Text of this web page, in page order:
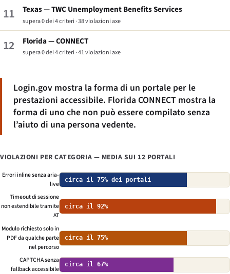
11 Texas — TWC Unemployment Benefits Services
supera 0 dei 4 criteri · 38 violazioni axe
12 Florida — CONNECT
supera 0 dei 4 criteri · 41 violazioni axe
Login.gov mostra la forma di un portale per le
prestazioni accessibile. Florida CONNECT mostra la
forma di uno che non può essere compilato senza
l’aiuto di una persona vedente.
VIOLAZIONI PER CATEGORIA — MEDIA SUI 12 PORTALI
Errori inline senza aria-
live
circa il 75% dei portali
Timeout di sessione
non estendibile tramite
AT
circa il 92%
Modulo richiesto solo in
PDF da qualche parte
nel percorso
circa il 75%
CAPTCHA senza
fallback accessibile
circa il 67%